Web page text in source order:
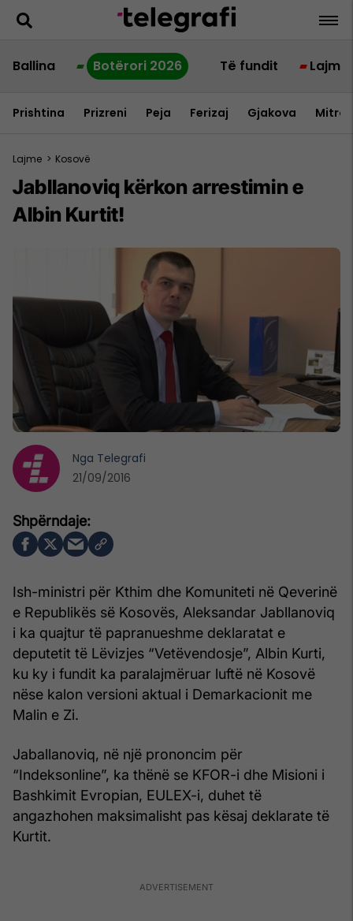
Ballina Botërori 2026 Të fundit Lajme
Prishtina Prizreni Peja Ferizaj Gjakova
Lajme > Kosovë
Jabllanoviq kërkon arrestimin e
Albin Kurtit!
Ish-ministri për Kthim dhe Komuniteti në Qeverinë
e Republikës së Kosovës, Aleksandar Jabllanoviq
i ka quajtur të papranueshme deklaratat e
deputetit të Lëvizjes “Vetëvendosje”, Albin Kurti,
ku ky i fundit ka paralajmëruar luftë në Kosovë
nëse kalon versioni aktual i Demarkacionit me
Malin e Zi.
Jaballanoviq, në një prononcim për
“Indeksonline”, ka thënë se KFOR-i dhe Misioni i
Bashkimit Evropian, EULEX-i, duhet të
angazhohen maksimalisht pas kësaj deklarate të
Kurtit.
Nga Telegrafi
21/09/2016